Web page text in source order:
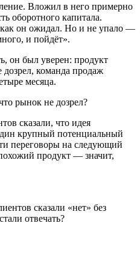
Вложил в него примерно
оборотного капитала.
как он ожидал. Но и не упало —
и пойдёт».
он был уверен: продукт
дозрел, команда продаж
месяца.
рынок не дозрел?
сказали, что идея
крупный потенциальный
переговоры на следующий
продукт — значит,
сказали «нет» без
отвечать?